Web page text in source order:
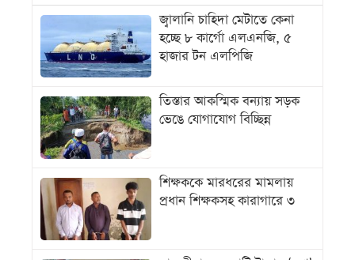
জ্বালানি চাহিদা মেটাতে কেনা
হচ্ছে ৮ কার্গো এলএনজি, ৫
হাজার টন এলপিজি
তিস্তার আকস্মিক বন্যায় সড়ক
ভেঙে যোগাযোগ বিচ্ছিন্ন
শিক্ষককে মারধরের মামলায়
প্রধান শিক্ষকসহ কারাগারে ৩